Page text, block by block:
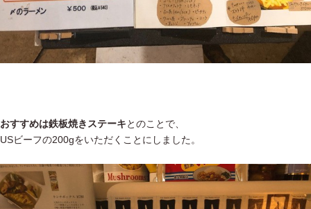
おすすめは鉄板焼きステーキとのことで、
USビーフの200gをいただくことにしました。